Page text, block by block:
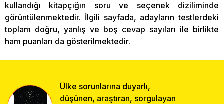
kullandığı kitapçığın soru ve seçenek diziliminde
görüntülenmektedir. İlgili sayfada, adayların testlerdeki
toplam doğru, yanlış ve boş cevap sayıları ile birlikte
ham puanları da gösterilmektedir.
Ülke sorunlarına duyarlı,
düşünen, araştıran, sorgulayan